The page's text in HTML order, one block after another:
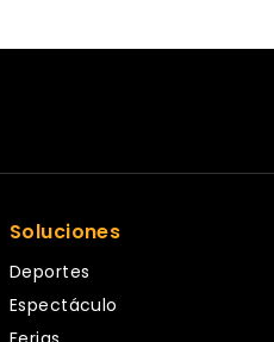
Soluciones
Deportes
Espectáculo